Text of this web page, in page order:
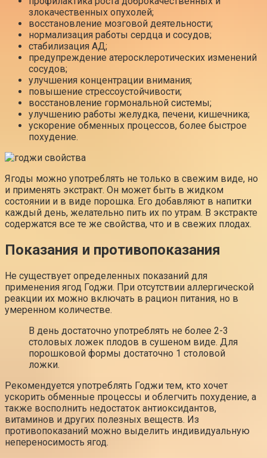
злокачественных опухолей;
восстановление мозговой деятельности;
нормализация работы сердца и сосудов;
стабилизация АД;
предупреждение атеросклеротических изменений
сосудов;
улучшения концентрации внимания;
повышение стрессоустойчивости;
восстановление гормональной системы;
улучшению работы желудка, печени, кишечника;
ускорение обменных процессов, более быстрое
похудение.
Ягоды можно употреблять не только в свежим виде, но
и применять экстракт. Он может быть в жидком
состоянии и в виде порошка. Его добавляют в напитки
каждый день, желательно пить их по утрам. В экстракте
содержатся все те же свойства, что и в свежих плодах.
Показания и противопоказания
Не существует определенных показаний для
применения ягод Годжи. При отсутствии аллергической
реакции их можно включать в рацион питания, но в
умеренном количестве.
В день достаточно употреблять не более 2-3
столовых ложек плодов в сушеном виде. Для
порошковой формы достаточно 1 столовой
ложки.
Рекомендуется употреблять Годжи тем, кто хочет
ускорить обменные процессы и облегчить похудение, а
также восполнить недостаток антиоксидантов,
витаминов и других полезных веществ. Из
противопоказаний можно выделить индивидуальную
непереносимость ягод.